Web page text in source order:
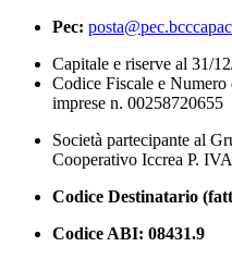
Pec:
Capitale e riserve al 31/
Codice Fiscale e
imprese n. 00258720655
Società partecipante al
Cooperativo Iccrea P.
Codice Destinatario
Codice ABI: 08431.9